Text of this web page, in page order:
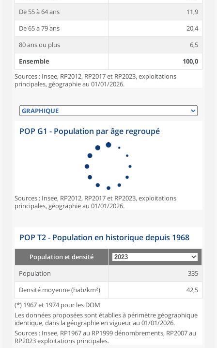
De 55 à 64 ans
11,9
De 65 à 79 ans
20,4
80 ans ou plus
6,5
Ensemble
100,0
Sources : Insee, RP2012, RP2017 et RP2023, exploitations
principales, géographie au 01/01/2026.
POP G1 - Population par âge regroupé
Sources : Insee, RP2012, RP2017 et RP2023, exploitations
principales, géographie au 01/01/2026.
POP T2 - Population en historique depuis 1968
Population et densité
Population
335
Densité moyenne (hab/km²)
42,5
(*) 1967 et 1974 pour les DOM
Les données proposées sont établies à périmètre géographique
identique, dans la géographie en vigueur au 01/01/2026.
Sources : Insee, RP1967 au RP1999 dénombrements, RP2007 au
RP2023 exploitations principales.